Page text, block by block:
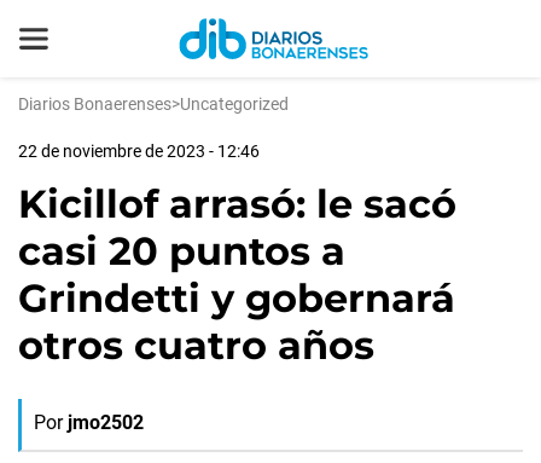
Diarios Bonaerenses>Uncategorized
22 de noviembre de 2023 - 12:46
Kicillof arrasó: le sacó
casi 20 puntos a
Grindetti y gobernará
otros cuatro años
Por jmo2502